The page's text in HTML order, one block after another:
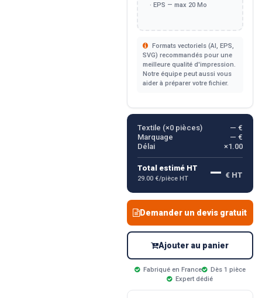
· EPS — max 20 Mo
Formats vectoriels (AI, EPS,
SVG) recommandés pour une
meilleure qualité d'impression.
Notre équipe peut aussi vous
aider à préparer votre fichier.
Textile (×0pièces)
— €
Marquage
— €
Délai
×1.00
Total estimé HT
29.00 €/pièce HT — € HT
Demander un devis gratuit
Ajouter au panier
Fabriqué en France
Dès 1 pièce
Expert dédié